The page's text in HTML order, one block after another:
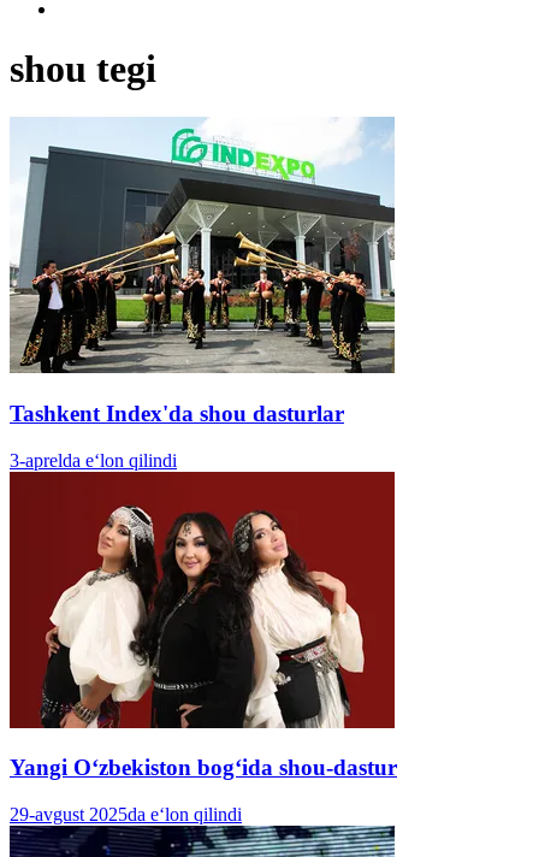
shou tegi
Tashkent Index'da shou dasturlar
3-aprelda e‘lon qilindi
Yangi Oʻzbekiston bogʻida shou-dastur
29-avgust 2025da e‘lon qilindi